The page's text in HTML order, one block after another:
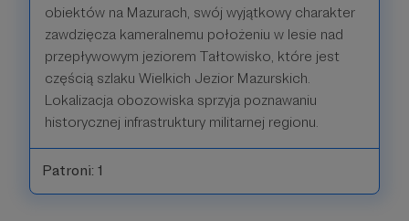
obiektów na Mazurach, swój wyjątkowy charakter
zawdzięcza kameralnemu położeniu w lesie nad
przepływowym jeziorem Tałtowisko, które jest
częścią szlaku Wielkich Jezior Mazurskich.
Lokalizacja obozowiska sprzyja poznawaniu
historycznej infrastruktury militarnej regionu.
Patroni: 1